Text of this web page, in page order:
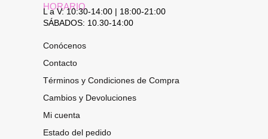
HORARIO
L a V: 10:30-14:00 | 18:00-21:00
SÁBADOS: 10.30-14:00
Conócenos
Contacto
Términos y Condiciones de Compra
Cambios y Devoluciones
Mi cuenta
Estado del pedido